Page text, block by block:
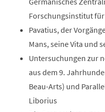
Forschungsinstitut für
Pavatius, der
Mans, seine Vita und
Untersuchungen zur
aus dem 9.
Beau-Arts) und
Liborius